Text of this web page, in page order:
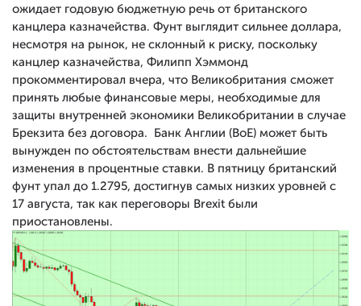
ожидает годовую бюджетную речь от британского
канцлера казначейства. Фунт выглядит сильнее доллара,
несмотря на рынок, не склонный к риску, поскольку
канцлер казначейства, Филипп Хэммонд
прокомментировал вчера, что Великобритания сможет
принять любые финансовые меры, необходимые для
защиты внутренней экономики Великобритании в случае
Брекзита без договора. Банк Англии (BoE) может быть
вынужден по обстоятельствам внести дальнейшие
изменения в процентные ставки. В пятницу британский
фунт упал до 1.2795, достигнув самых низких уровней с
17 августа, так как переговоры Brexit были
приостановлены.